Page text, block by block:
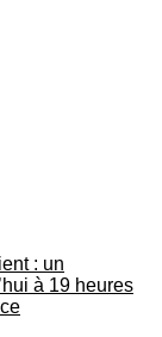
: un
à 19 heures